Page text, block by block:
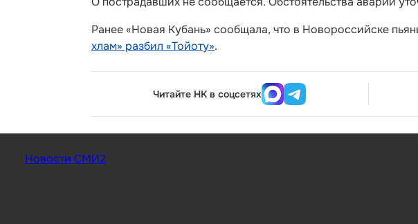
Ранее «Новая Кубань» сообщала, что в Новороссийске
хлам» разбил «Тойоту».
Читайте НК в соцсетях
Новости СМИ2